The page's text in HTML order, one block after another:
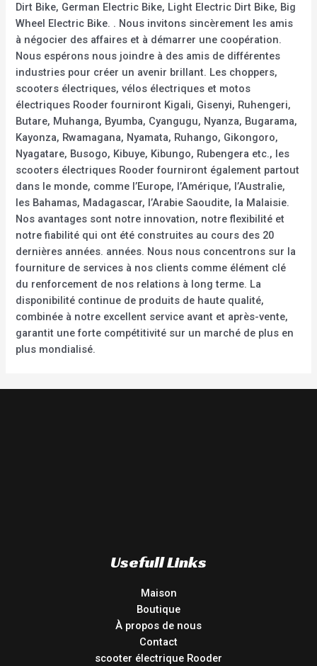
Dirt Bike, German Electric Bike, Light Electric Dirt Bike, Big
Wheel Electric Bike. . Nous invitons sincèrement les amis
à négocier des affaires et à démarrer une coopération.
Nous espérons nous joindre à des amis de différentes
industries pour créer un avenir brillant. Les choppers,
scooters électriques, vélos électriques et motos
électriques Rooder fourniront Kigali, Gisenyi, Ruhengeri,
Butare, Muhanga, Byumba, Cyangugu, Nyanza, Bugarama,
Kayonza, Rwamagana, Nyamata, Ruhango, Gikongoro,
Nyagatare, Busogo, Kibuye, Kibungo, Rubengera etc., les
scooters électriques Rooder fourniront également partout
dans le monde, comme l’Europe, l’Amérique, l’Australie,
les Bahamas, Madagascar, l’Arabie Saoudite, la Malaisie.
Nos avantages sont notre innovation, notre flexibilité et
notre fiabilité qui ont été construites au cours des 20
dernières années. années. Nous nous concentrons sur la
fourniture de services à nos clients comme élément clé
du renforcement de nos relations à long terme. La
disponibilité continue de produits de haute qualité,
combinée à notre excellent service avant et après-vente,
garantit une forte compétitivité sur un marché de plus en
plus mondialisé.
Usefull Links
Maison
Boutique
À propos de nous
Contact
scooter électrique Rooder